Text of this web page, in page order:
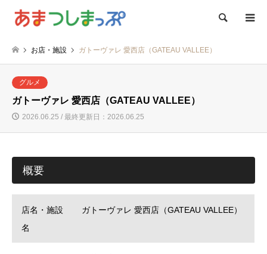
検索
お店・施設 ガトーヴァレ 愛西店（GATEAU VALLEE）
グルメ
ガトーヴァレ 愛西店（GATEAU VALLEE）
2026.06.25 / 最終更新日：2026.06.25
概要
店名・施設
名
ガトーヴァレ 愛西店（GATEAU VALLEE）